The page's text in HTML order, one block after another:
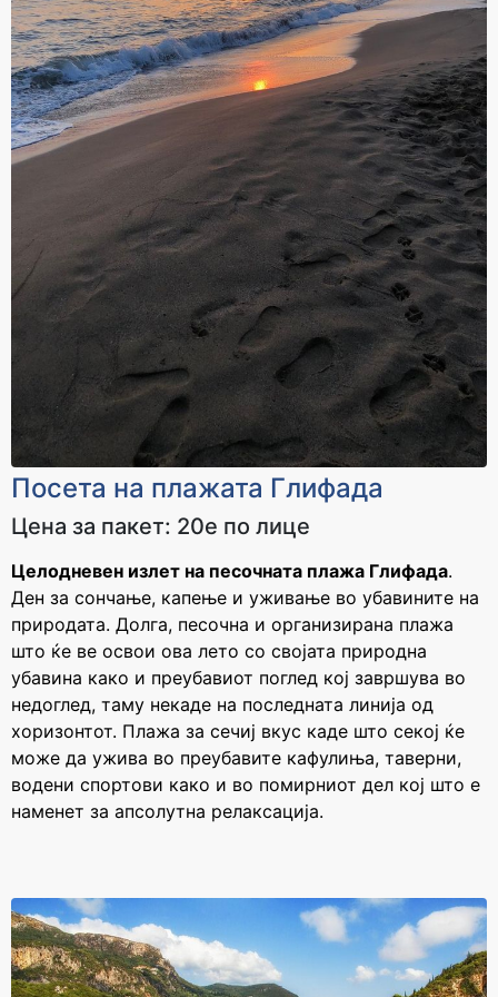
24.000 - 27.000 ден
Cashback
1600 ден
27.000 - 30.000 ден
Cashback
1800 ден
За уплата
30.000 - 33.000 ден
2000 ден
За уплата
33.000 - 36.000 ден
Cashback
2200 ден
За уплата
36.000 - 39.000 ден
Cashback
2400 ден
За уплата
39.000 - 42.000 ден
Cashback
2600 ден
За уплата
42.000 - 45.000 ден
Cashback
2800 ден
За уплата
45.000 - 65.000 ден
Cashback
3300 ден
За уплата
Cashback
3700 ден
Cashback
4100 ден
Посета на плажата Глифада
Цена за пакет: 20е по лице
Целодневен излет на песочната плажа Глифада.
Ден за сончање, капење и уживање во убавините на
природата. Долга, песочна и организирана плажа
што ќе ве освои ова лето со својата природна
убавина како и преубавиот поглед кој завршува во
недоглед, таму некаде на последната линија од
хоризонтот. Плажа за сечиј вкус каде што секој ќе
може да ужива во преубавите кафулиња, таверни,
водени спортови како и во помирниот дел кој што е
наменет за апсолутна релаксација.